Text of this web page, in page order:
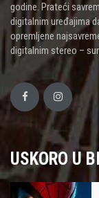
godine. Prateći
digitalnim uređajima
opremljene
digitalnim stereo –
USKORO U